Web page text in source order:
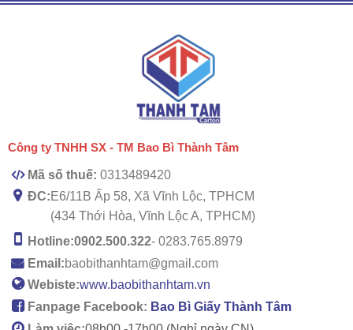
Công ty TNHH SX - TM Bao Bì Thành Tâm
Mã số thuế: 0313489420
ĐC:E6/11B Ấp 58, Xã Vĩnh Lộc, TPHCM
(434 Thới Hòa, Vĩnh Lộc A, TPHCM)
Hotline:0902.500.322- 0283.765.8979
Email:baobithanhtam@gmail.com
Webiste:www.baobithanhtam.vn
Fanpage Facebook: Bao Bì Giấy Thành Tâm